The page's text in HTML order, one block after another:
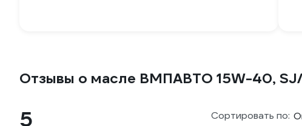
Отзывы о масле ВМПАВТО 15W-40, SJ/
5 Сортировать по: